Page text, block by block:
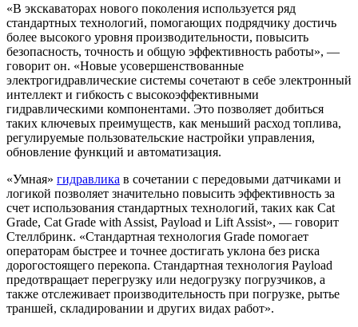
«В экскаваторах нового поколения используется ряд
стандартных технологий, помогающих подрядчику достичь
более высокого уровня производительности, повысить
безопасность, точность и общую эффективность работы», —
говорит он. «Новые усовершенствованные
электрогидравлические системы сочетают в себе электронный
интеллект и гибкость с высокоэффективными
гидравлическими компонентами. Это позволяет добиться
таких ключевых преимуществ, как меньший расход топлива,
регулируемые пользовательские настройки управления,
обновление функций и автоматизация.
«Умная» гидравлика в сочетании с передовыми датчиками и
логикой позволяет значительно повысить эффективность за
счет использования стандартных технологий, таких как Cat
Grade, Cat Grade with Assist, Payload и Lift Assist», — говорит
Стеллбринк. «Стандартная технология Grade помогает
операторам быстрее и точнее достигать уклона без риска
дорогостоящего перекопа. Стандартная технология Payload
предотвращает перегрузку или недогрузку погрузчиков, а
также отслеживает производительность при погрузке, рытье
траншей, складировании и других видах работ».